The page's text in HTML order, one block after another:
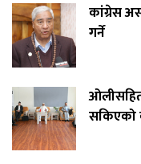
कांग्रेस
गर्ने
सकिएको